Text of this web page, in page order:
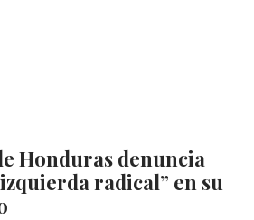
Honduras denuncia
radical” en su